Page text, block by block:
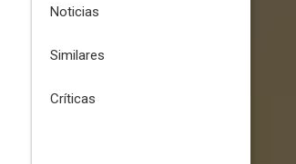
Noticias
Similares
Críticas